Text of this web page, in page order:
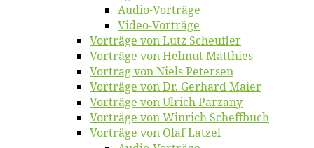
Au­dio-Vor­trä­ge
Vi­deo-Vor­trä­ge
Vor­trä­ge von Lutz Scheufler
Vor­trä­ge von Hel­mut Matthies
Vor­trag von Niels Petersen
Vor­trä­ge von Dr. Ger­hard Maier
Vor­trä­ge von Ul­rich Parzany
Vor­trä­ge von Win­rich Scheffbuch
Vor­trä­ge von Olaf Latzel